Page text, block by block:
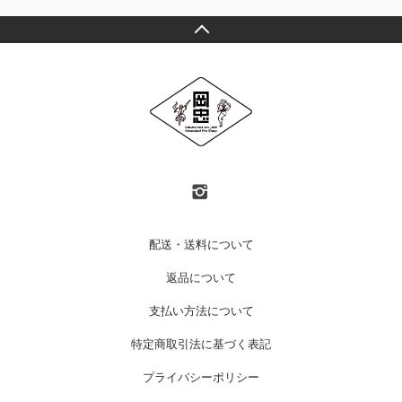
配送・送料について
返品について
支払い方法について
特定商取引法に基づく表記
プライバシーポリシー